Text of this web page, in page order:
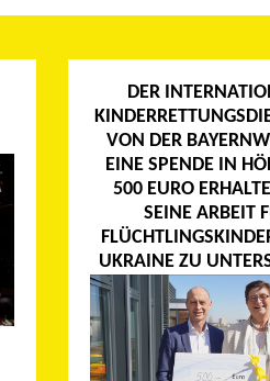
DER
VON DER
EINE SPENDE IN
500 EURO
SEINE ARBEIT
UKRAINE ZU